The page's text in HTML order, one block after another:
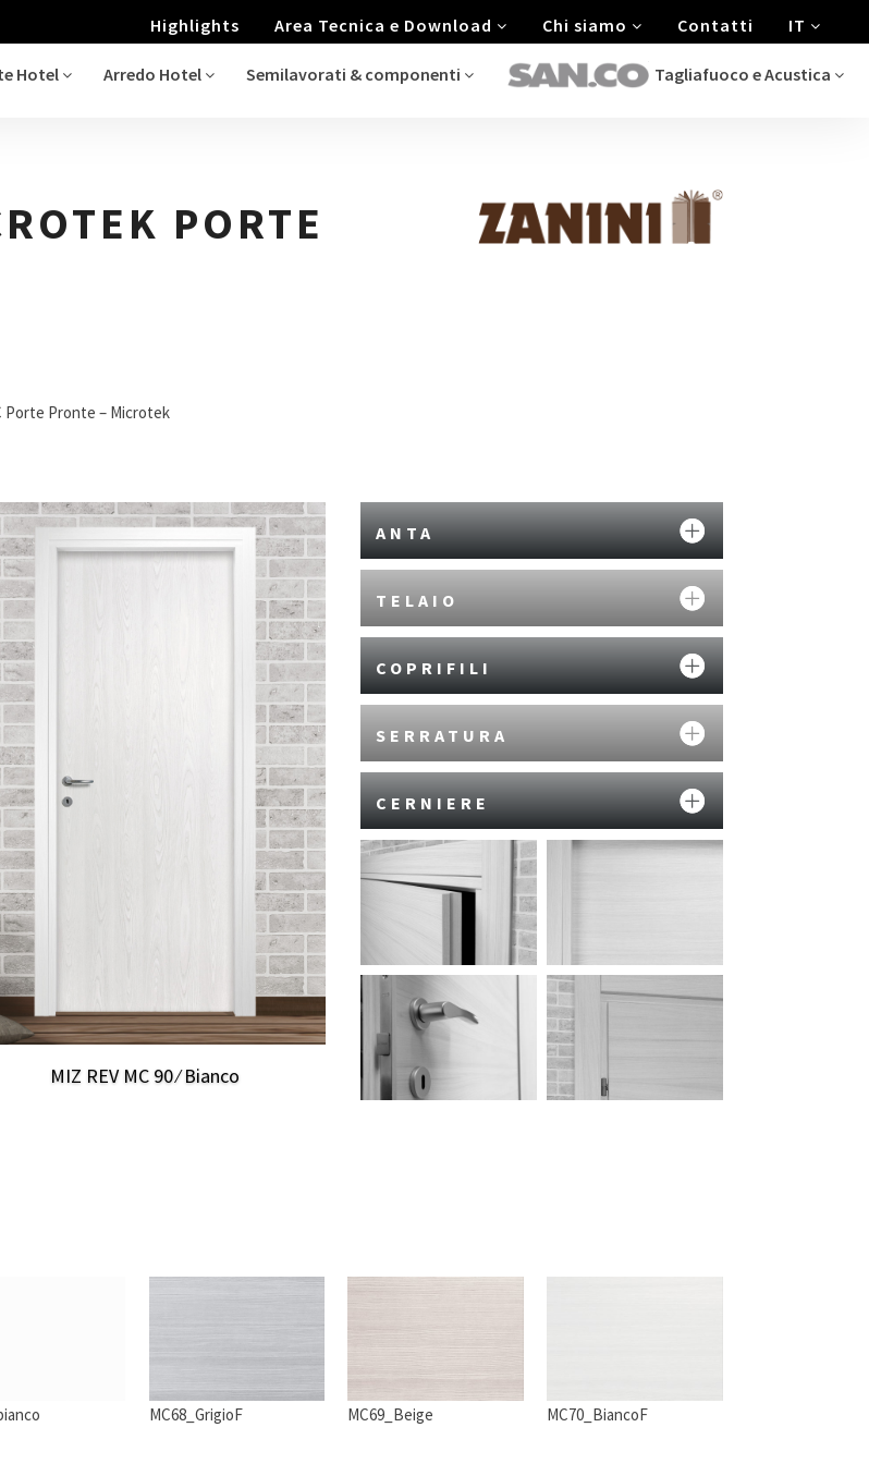
Highlights Area Tecnica e Download Chi siamo Contatti IT
Hotel Arredo Hotel Semilavorati & componenti Tagliafuoco e Acustica
PORTE
Porte Pronte – Microtek
MIZ REV MC 90 ⁄ Bianco
ANTA
TELAIO
COPRIFILI
SERRATURA
CERNIERE
MC68_GrigioF MC69_Beige MC70_BiancoF